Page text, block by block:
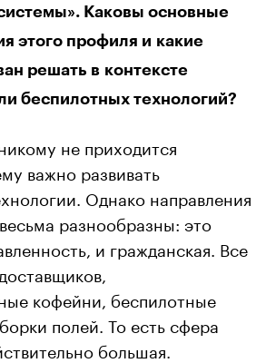
Каковы основные
этого профиля и какие
решать в контексте
беспилотных технологий?
не приходится
важно развивать
Однако направления
разнообразны: это
и гражданская. Все
кофейни, беспилотные
полей. То есть сфера
большая.